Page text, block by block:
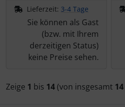
Lieferzeit: 3-4 Tage
Sie können als Gast
(bzw. mit Ihrem
derzeitigen Status)
keine Preise sehen.
Zeige 1 bis 14 (von insgesamt 14